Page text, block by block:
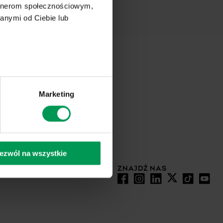
społecznościowym,
od Ciebie lub
Marketing
na wszystkie
POLITYKA
PRYWATNOŚCI
INFORMACJA O
SYSTEMIE
BEZPIECZEŃSTWA
PLIKI COOKIES
ZNAJDŹ NAS